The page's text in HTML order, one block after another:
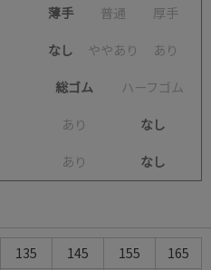
薄手 普通 厚手
なし ややあ り あ り
総ゴム ハーフ ゴ ム
あ り なし
あ り なし
135 145 155 165